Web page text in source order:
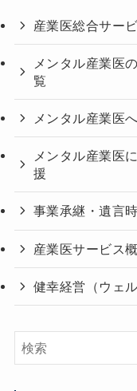
産業医総合サー
メンタル産業医
覧
メンタル産業医
メンタル産業医
援
事業承継・遺言
産業医サービス
健幸経営（ウェ